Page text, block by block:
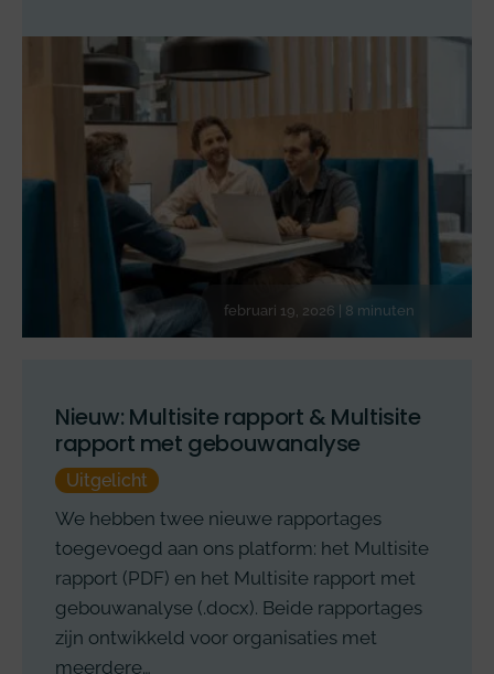
februari 19, 2026 | 8 minuten
Nieuw: Multisite rapport & Multisite
rapport met gebouwanalyse
Uitgelicht
We hebben twee nieuwe rapportages
toegevoegd aan ons platform: het Multisite
rapport (PDF) en het Multisite rapport met
gebouwanalyse (.docx). Beide rapportages
zijn ontwikkeld voor organisaties met
meerdere…